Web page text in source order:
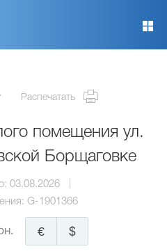
Распечатать
помещения ул.
Борщаговке
03.08.2026
G-1901366
$
€